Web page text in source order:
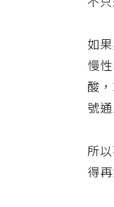
不
如
慢
酸
號
所
得